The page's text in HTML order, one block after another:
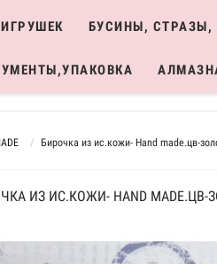
БУСИНЫ, СТРАЗЫ,
Бирочка из ис.кожи- Hand made.цв-
ИЗ ИС.КОЖИ- HAND